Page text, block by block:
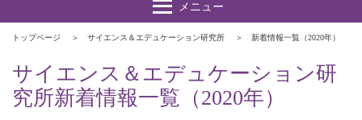
トップページ サイエンス＆エデュケーション研究所 新着情報一覧（2020年）
サイエンス＆エデュケーション研
究所新着情報一覧（2020年）